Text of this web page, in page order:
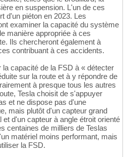
en suspension. L'un de ces
d'un piéton en 2023. Les
examiner la capacité du système
manière appropriée à ces
Ils chercheront également à
contribuant à ces accidents.
capacité de la FSD à « détecter
sur la route et à y répondre de
à presque tous les autres
Tesla choisit de s'appuyer
et ne dispose pas d'une
mais plutôt d'un capteur grand
d'un capteur à angle étroit orienté
centaines de milliers de Teslas
matériel moins performant, mais
la FSD.